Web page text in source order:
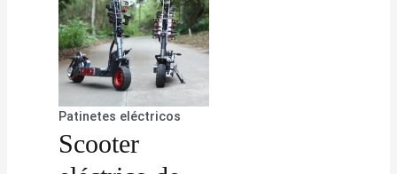
Patinetes eléctricos
Scooter